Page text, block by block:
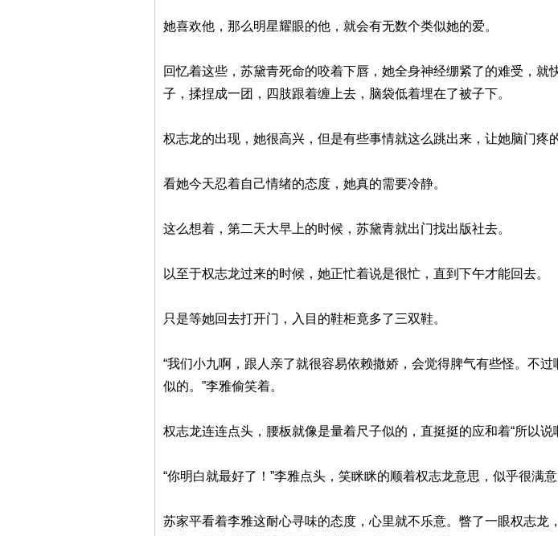
她喜欢他，那么明星耀眼的他，就会有无数个类似她的爱。
回忆着这些，苏黛青死命的咬着下唇，她全身神经绷紧了的难受，
子，揉捏成一团，四肢跟着缠上去，脑袋低着埋在了被子下。
权志龙的出现，她很高兴，但是有些事情就这么跳出来，让她脑门疼
看她今天忍着自己情绪的态度，她真的需要冷静。
这么想着，第二天大早上的时候，苏黛青就出门找出版社去。
以至于权志龙过来的时候，她正忙着说是很忙，直到下午才能回去。
只是等她回去打开门，入目的鞋柜竟多了三双鞋。
“我们小九啊，跟人亲了就很容易依赖撒娇，会觉得脾气有些怪。不
似的。”李雅偷笑着。
权志龙连连点头，腰板就像是量着尺子似的，直挺挺的应和着“所以
“你明白就最好了！”李雅点头，笑眯眯的顺着权志龙意思，似乎很满意
苏家平看着李雅这耐心寻味的态度，心里就不乐意。瞥了一眼权志